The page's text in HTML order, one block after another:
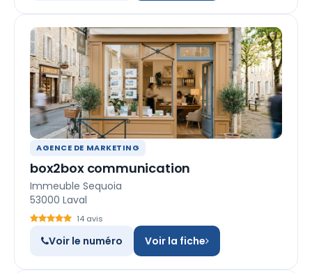
AGENCE DE MARKETING
box2box communication
Immeuble Sequoia
53000 Laval
14 avis
Voir le numéro Voir la fiche